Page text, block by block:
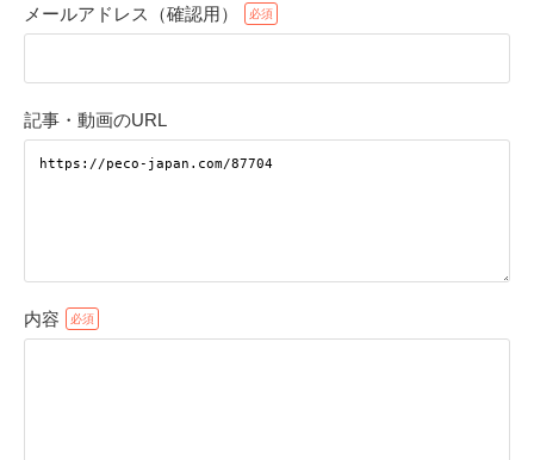
メールアドレス（確認用）
記事・動画のURL
内容
アプリで開く